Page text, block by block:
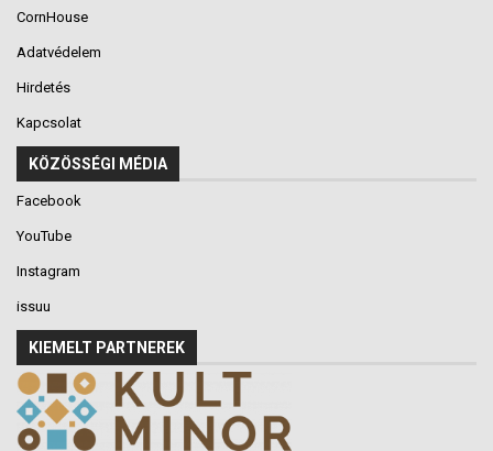
CornHouse
Adatvédelem
Hirdetés
Kapcsolat
KÖZÖSSÉGI MÉDIA
Facebook
YouTube
Instagram
issuu
KIEMELT PARTNEREK